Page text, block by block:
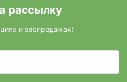
рассылку
и распродажах!